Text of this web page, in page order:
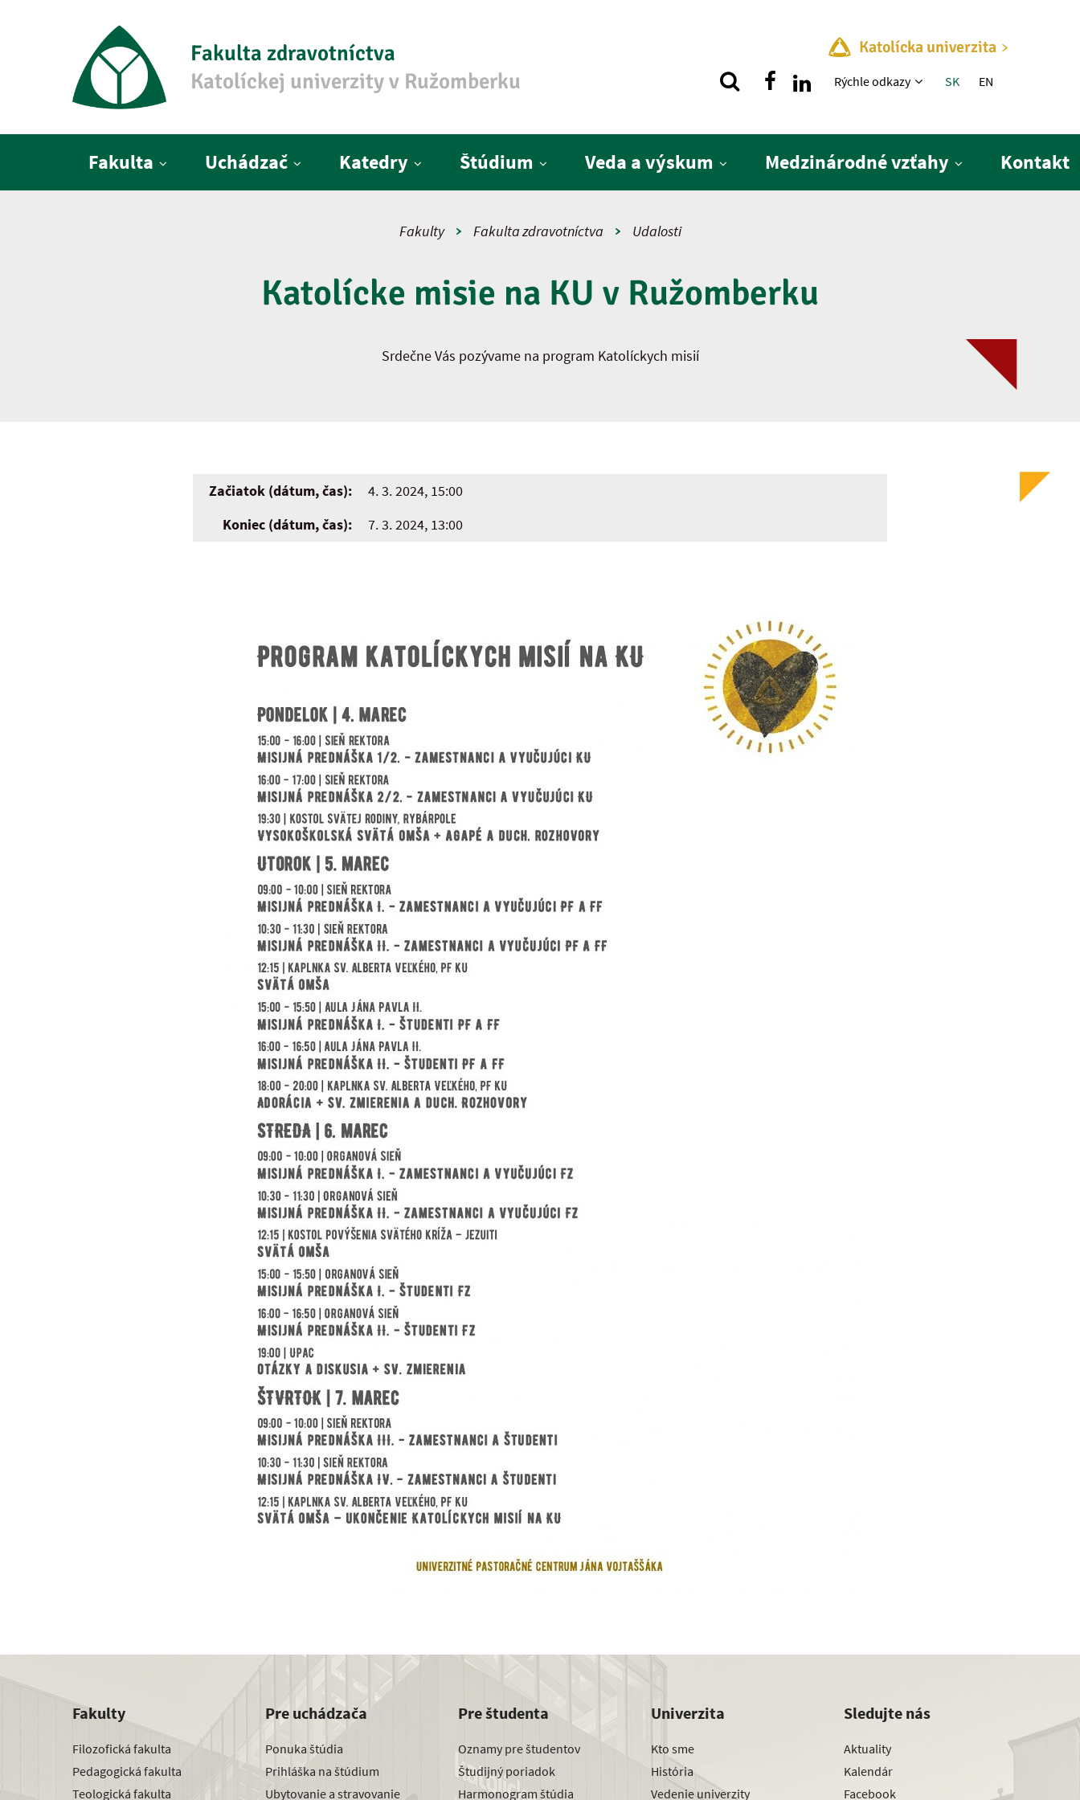
Fakulta zdravotníctva
Katolíckej univerzity v Ružomberku
Katolícka univerzita
Rýchle menu
Rýchle odkazy SK EN
Fakulta Uchádzač Katedry Štúdium Veda a výskum Medzinárodné vzťahy Kontakt
Fakulty Fakulta zdravotníctva Udalosti
Katolícke misie na KU v Ružomberku
Srdečne Vás pozývame na program Katolíckych misií
Začiatok (dátum, čas):
4. 3. 2024, 15:00
Koniec (dátum, čas):
7. 3. 2024, 13:00
Fakulty
Filozofická fakulta
Pedagogická fakulta
Teologická fakulta
Pre uchádzača
Ponuka štúdia
Prihláška na štúdium
Ubytovanie a stravovanie
Pre študenta
Oznamy pre študentov
Študijný poriadok
Harmonogram štúdia
Univerzita
Kto sme
História
Vedenie univerzity
Sledujte nás
Aktuality
Kalendár
Facebook